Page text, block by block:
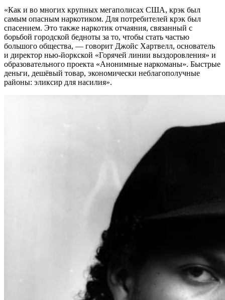
«Как и во многих крупных мегаполисах США, крэк был
самым опасным наркотиком. Для потребителей крэк был
спасением. Это также наркотик отчаяния, связанный с
борьбой городской бедноты за то, чтобы стать частью
большого общества, — говорит Джойс Хартвелл, основатель
и директор нью-йоркской «Горячей линии выздоровления» и
образовательного проекта «Анонимные наркоманы». Быстрые
деньги, дешёвый товар, экономически неблагополучные
районы: эликсир для насилия».